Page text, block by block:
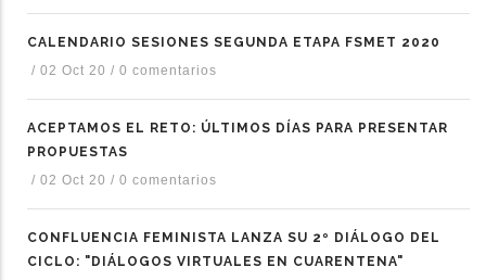
CALENDARIO SESIONES SEGUNDA ETAPA FSMET 2020
/ 02 Oct 20 / 0 comentarios
ACEPTAMOS EL RETO: ÚLTIMOS DÍAS PARA PRESENTAR
PROPUESTAS
/ 02 Oct 20 / 0 comentarios
CONFLUENCIA FEMINISTA LANZA SU 2º DIÁLOGO DEL
CICLO: "DIÁLOGOS VIRTUALES EN CUARENTENA"